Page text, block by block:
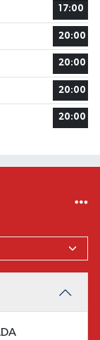
17:00
20:00
20:00
20:00
20:00